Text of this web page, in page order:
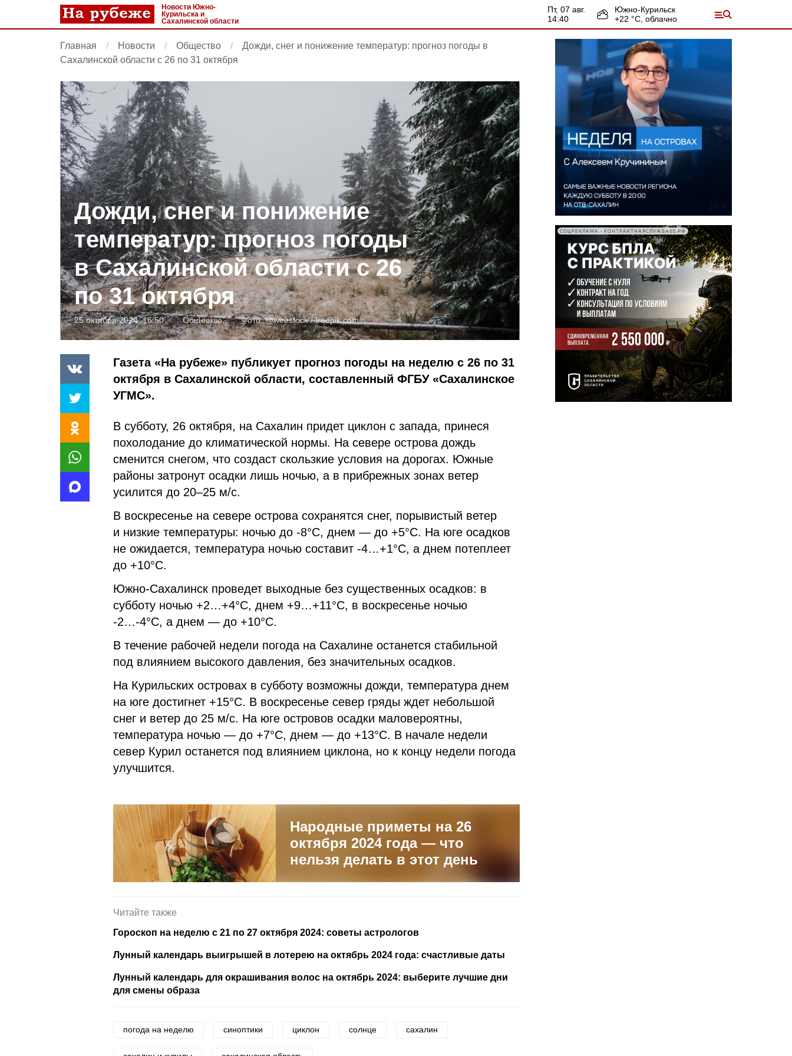
Новости Южно-
Курильска и
Сахалинской области
пт, 07 авг.
14:40
Южно-Курильск
+22 °С, облачно
Главная Новости Общество
Дожди, снег и понижение температур: прогноз погоды в
Сахалинской области с 26 по 31 октября
Дожди, снег и понижение
температур: прогноз погоды
в Сахалинской области с 26
по 31 октября
25 октября 2024, 16:50 Общество Фото:@wirestock /freepik.com
Газета «На рубеже» публикует прогноз погоды на неделю с 26 по 31
октября в Сахалинской области, составленный ФГБУ «Сахалинское
УГМС».
В субботу, 26 октября, на Сахалин придет циклон с запада, принеся
похолодание до климатической нормы. На севере острова дождь
сменится снегом, что создаст скользкие условия на дорогах. Южные
районы затронут осадки лишь ночью, а в прибрежных зонах ветер
усилится до 20–25 м/с.
В воскресенье на севере острова сохранятся снег, порывистый ветер
и низкие температуры: ночью до -8°C, днем — до +5°C. На юге осадков
не ожидается, температура ночью составит -4…+1°C, а днем потеплеет
до +10°C.
Южно-Сахалинск проведет выходные без существенных осадков: в
субботу ночью +2…+4°C, днем +9…+11°C, в воскресенье ночью
-2…-4°C, а днем — до +10°C.
В течение рабочей недели погода на Сахалине останется стабильной
под влиянием высокого давления, без значительных осадков.
На Курильских островах в субботу возможны дожди, температура днем
на юге достигнет +15°C. В воскресенье север гряды ждет небольшой
снег и ветер до 25 м/с. На юге островов осадки маловероятны,
температура ночью — до +7°C, днем — до +13°C. В начале недели
север Курил останется под влиянием циклона, но к концу недели погода
улучшится.
Народные приметы на 26
октября 2024 года — что
нельзя делать в этот день
Читайте также
Гороскоп на неделю с 21 по 27 октября 2024: советы астрологов
Лунный календарь выигрышей в лотерею на октябрь 2024 года: счастливые даты
Лунный календарь для окрашивания волос на октябрь 2024: выберите лучшие дни
для смены образа
погода на неделю синоптики циклон солнце сахалин
СОЦРЕКЛАМА • КОНТРАКТНАЯСЛУЖБА65.РФ